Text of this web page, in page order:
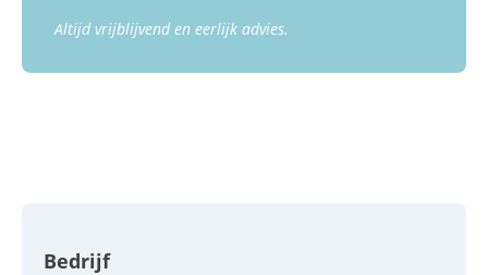
Altijd vrijblijvend en eerlijk advies.
Bedrijf